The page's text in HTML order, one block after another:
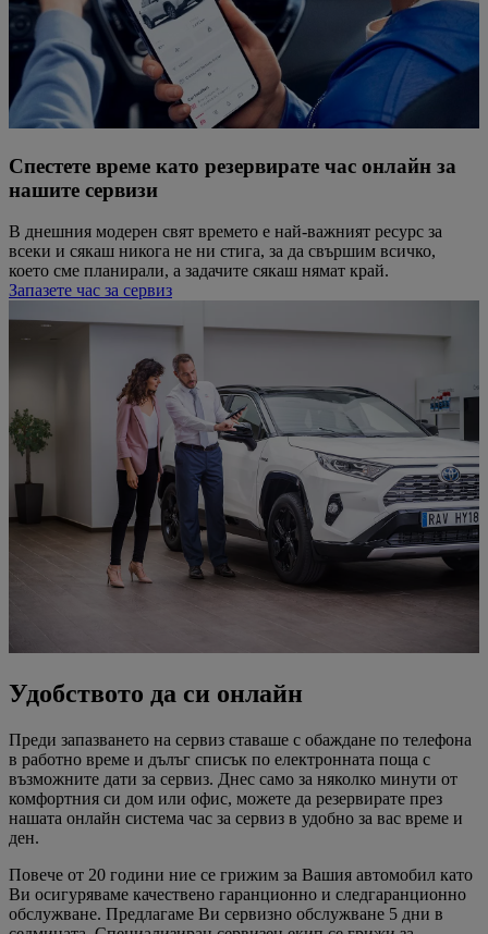
Спестете време като резервирате час онлайн за
нашите сервизи
В днешния модерен свят времето е най-важният ресурс за
всеки и сякаш никога не ни стига, за да свършим всичко,
което сме планирали, а задачите сякаш нямат край.
Запазете час за сервиз
Удобството да си онлайн
Преди запазването на сервиз ставаше с обаждане по телефона
в работно време и дълъг списък по електронната поща с
възможните дати за сервиз. Днес само за няколко минути от
комфортния си дом или офис, можете да резервирате през
нашата онлайн система час за сервиз в удобно за вас време и
ден.
Повече от 20 години ние се грижим за Вашия автомобил като
Ви осигуряваме качествено гаранционно и следгаранционно
обслужване. Предлагаме Ви сервизно обслужване 5 дни в